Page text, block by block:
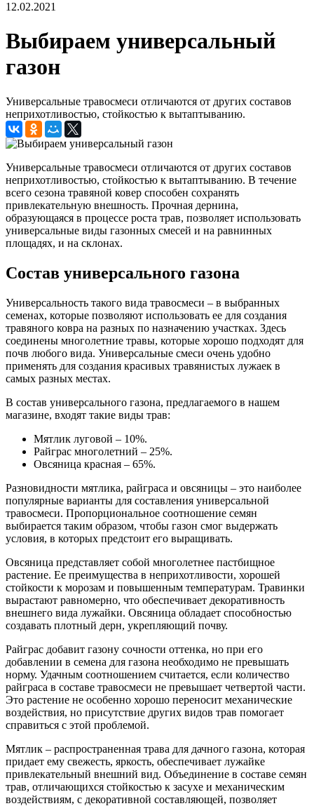
12.02.2021
Выбираем универсальный
газон
Универсальные травосмеси отличаются от других составов
неприхотливостью, стойкостью к вытаптыванию.
Универсальные травосмеси отличаются от других составов
неприхотливостью, стойкостью к вытаптыванию. В течение
всего сезона травяной ковер способен сохранять
привлекательную внешность. Прочная дернина,
образующаяся в процессе роста трав, позволяет использовать
универсальные виды газонных смесей и на равнинных
площадях, и на склонах.
Состав универсального газона
Универсальность такого вида травосмеси – в выбранных
семенах, которые позволяют использовать ее для создания
травяного ковра на разных по назначению участках. Здесь
соединены многолетние травы, которые хорошо подходят для
почв любого вида. Универсальные смеси очень удобно
применять для создания красивых травянистых лужаек в
самых разных местах.
В состав универсального газона, предлагаемого в нашем
магазине, входят такие виды трав:
Мятлик луговой – 10%.
Райграс многолетний – 25%.
Овсяница красная – 65%.
Разновидности мятлика, райграса и овсяницы – это наиболее
популярные варианты для составления универсальной
травосмеси. Пропорциональное соотношение семян
выбирается таким образом, чтобы газон смог выдержать
условия, в которых предстоит его выращивать.
Овсяница представляет собой многолетнее пастбищное
растение. Ее преимущества в неприхотливости, хорошей
стойкости к морозам и повышенным температурам. Травинки
вырастают равномерно, что обеспечивает декоративность
внешнего вида лужайки. Овсяница обладает способностью
создавать плотный дерн, укрепляющий почву.
Райграс добавит газону сочности оттенка, но при его
добавлении в семена для газона необходимо не превышать
норму. Удачным соотношением считается, если количество
райграса в составе травосмеси не превышает четвертой части.
Это растение не особенно хорошо переносит механические
воздействия, но присутствие других видов трав помогает
справиться с этой проблемой.
Мятлик – распространенная трава для дачного газона, которая
придает ему свежесть, яркость, обеспечивает лужайке
привлекательный внешний вид. Объединение в составе семян
трав, отличающихся стойкостью к засухе и механическим
воздействиям, с декоративной составляющей, позволяет